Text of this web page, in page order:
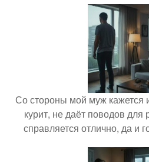
Со стороны мой муж кажется
курит, не даёт поводов для
справляется отлично, да и